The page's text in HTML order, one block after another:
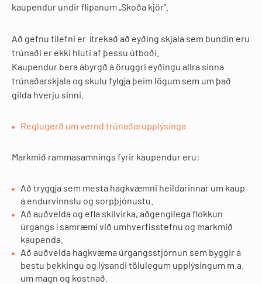
kaupendur undir flipanum „Skoða kjör".
Að gefnu tilefni er ítrekað að eyðing skjala sem bundin eru
trúnaði er ekki hluti af þessu útboði.
Kaupendur bera ábyrgð á öruggri eyðingu allra sinna
trúnaðarskjala og skulu fylgja þeim lögum sem um það
gilda hverju sinni.
Reglugerð um vernd trúnaðarupplýsinga
Markmið rammasamnings fyrir kaupendur eru:
Að tryggja sem mesta hagkvæmni heildarinnar um kaup
á endurvinnslu og sorpþjónustu.
Að auðvelda og efla skilvirka, aðgengilega flokkun
úrgangs í samræmi við umhverfisstefnu og markmið
kaupenda.
Að auðvelda hagkvæma úrgangsstjórnun sem byggir á
bestu þekkingu og lýsandi tölulegum upplýsingum m.a.
um magn og kostnað.